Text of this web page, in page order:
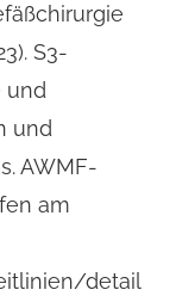
S3-
und
und
AWMF-
am
detail